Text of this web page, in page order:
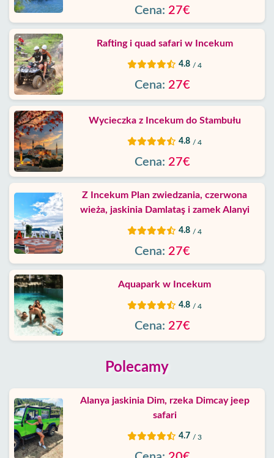
Cena: 27€
Rafting i quad safari w Incekum
4.8 / 4
Cena: 27€
Wycieczka z Incekum do Stambułu
4.8 / 4
Cena: 27€
Z Incekum Plan zwiedzania, czerwona
wieża, jaskinia Damlataş i zamek Alanyi
4.8 / 4
Cena: 27€
Aquapark w Incekum
4.8 / 4
Cena: 27€
Polecamy
Alanya jaskinia Dim, rzeka Dimcay jeep
safari
4.7 / 3